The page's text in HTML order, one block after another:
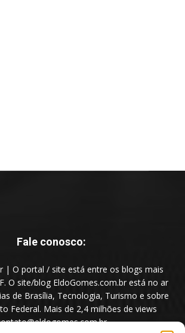
Fale conosco:
| O portal / site está entre os blogs mais
O site/blog EldoGomes.com.br está no ar
de Brasília, Tecnologia, Turismo e sobre
Federal. Mais de 2,4 milhões de views